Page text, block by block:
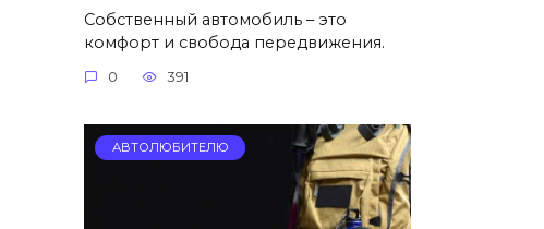
Собственный автомобиль – это
комфорт и свобода передвижения.
0 391
АВТОЛЮБИТЕЛЮ